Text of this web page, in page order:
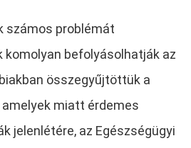
számos problémát
komolyan befolyásolhatják az
összegyűjtöttük a
amelyek miatt érdemes
jelenlétére, az Egészségügyi